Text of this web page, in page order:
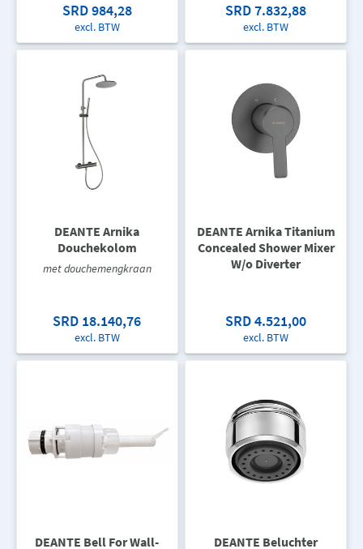
SRD 984,28
excl. BTW
SRD 7.832,88
excl. BTW
DEANTE Arnika
Douchekolom
met douchemengkraan
SRD 18.140,76
excl. BTW
DEANTE Arnika Titanium
Concealed Shower Mixer
W/o Diverter
SRD 4.521,00
excl. BTW
DEANTE Bell For Wall- DEANTE Beluchter